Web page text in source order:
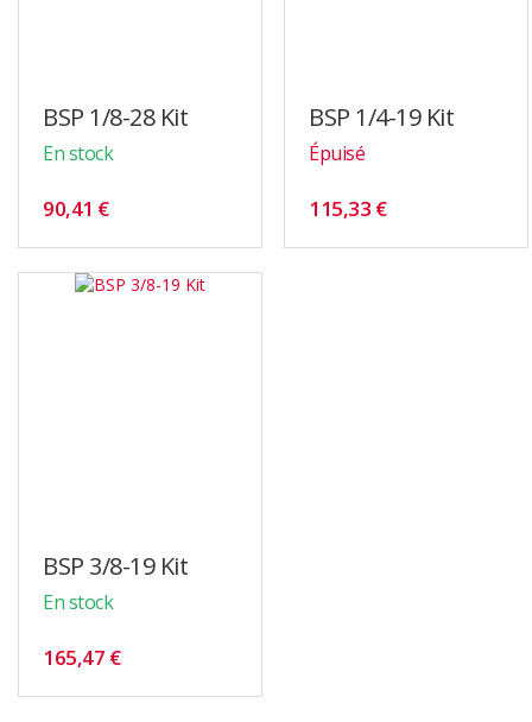
BSP 1/8-28 Kit
En stock
90,41 €
BSP 1/4-19 Kit
Épuisé
115,33 €
BSP 3/8-19 Kit
En stock
165,47 €